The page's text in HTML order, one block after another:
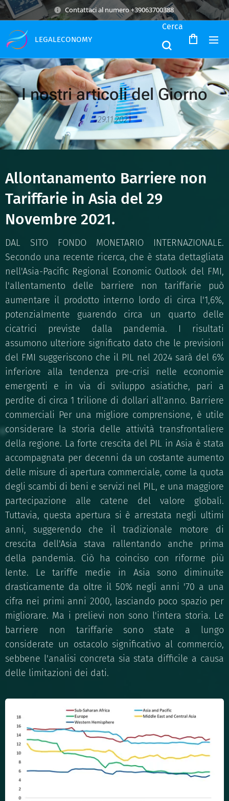
Contattaci al numero +39063700388
LEGALECONOMY
Cerca
I nostri articoli del Giorno
29.11.2021
Allontanamento Barriere non
Tariffarie in Asia del 29
Novembre 2021.
DAL SITO FONDO MONETARIO INTERNAZIONALE.
Secondo una recente ricerca, che è stata dettagliata
nell'Asia-Pacific Regional Economic Outlook del FMI,
l'allentamento delle barriere non tariffarie può
aumentare il prodotto interno lordo di circa l'1,6%,
potenzialmente guarendo circa un quarto delle
cicatrici previste dalla pandemia. I risultati
assumono ulteriore significato dato che le previsioni
del FMI suggeriscono che il PIL nel 2024 sarà del 6%
inferiore alla tendenza pre-crisi nelle economie
emergenti e in via di sviluppo asiatiche, pari a
perdite di circa 1 trilione di dollari all'anno. Barriere
commerciali Per una migliore comprensione, è utile
considerare la storia delle attività transfrontaliere
della regione. La forte crescita del PIL in Asia è stata
accompagnata per decenni da un costante aumento
delle misure di apertura commerciale, come la quota
degli scambi di beni e servizi nel PIL, e una maggiore
partecipazione alle catene del valore globali.
Tuttavia, questa apertura si è arrestata negli ultimi
anni, suggerendo che il tradizionale motore di
crescita dell'Asia stava rallentando anche prima
della pandemia. Ciò ha coinciso con riforme più
lente. Le tariffe medie in Asia sono diminuite
drasticamente da oltre il 50% negli anni '70 a una
cifra nei primi anni 2000, lasciando poco spazio per
migliorare. Ma i prelievi non sono l'intera storia. Le
barriere non tariffarie sono state a lungo
considerate un ostacolo significativo al commercio,
sebbene l'analisi concreta sia stata difficile a causa
delle limitazioni dei dati.